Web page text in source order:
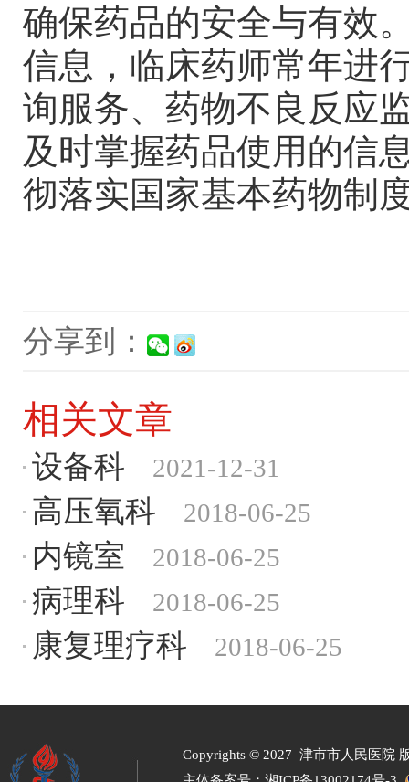
确保药品的安全与有效
信息，临床药师常年进
询服务、药物不良反应
及时掌握药品使用的信
彻落实国家基本药物制
分享到：
相关文章
设备科 2021-12-31
高压氧科 2018-06-25
内镜室 2018-06-25
病理科 2018-06-25
康复理疗科 2018-06-25
Copyrights © 2027 津市市人民医院